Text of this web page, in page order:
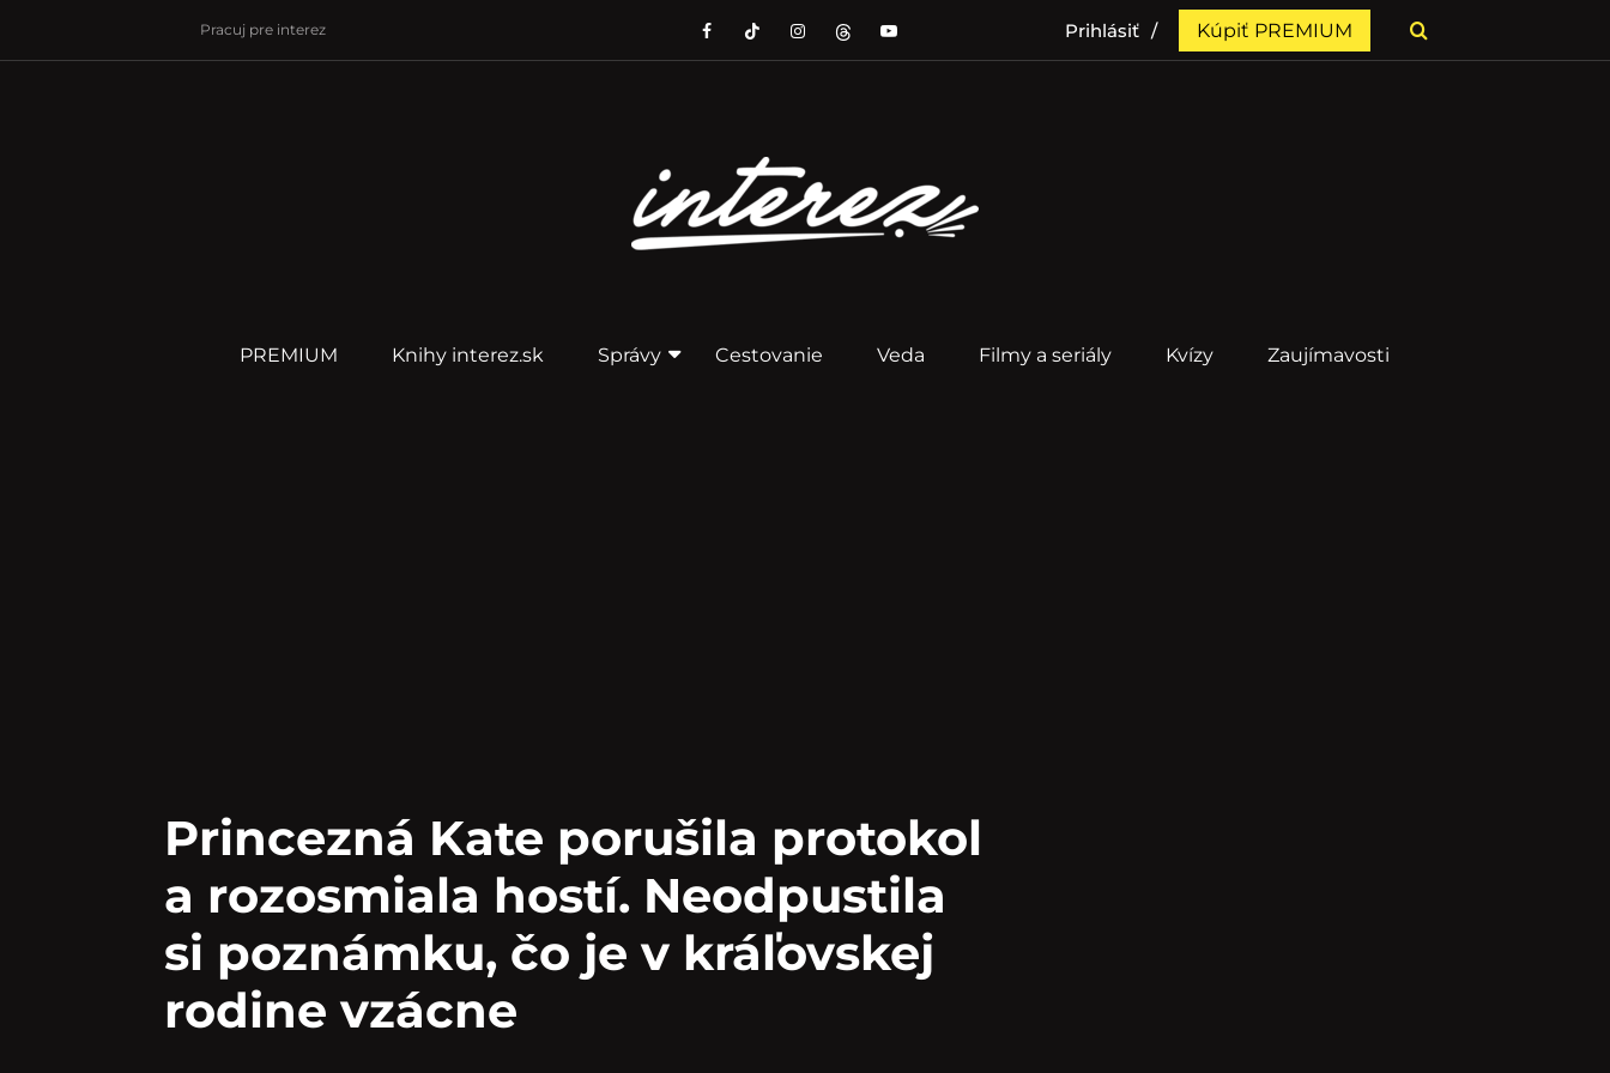
Pracuj pre interez Prihlásiť Kúpiť PREMIUM
PREMIUM Knihy interez.sk Správy Cestovanie Veda Filmy a seriály Kvízy Zaujímavosti
Princezná Kate porušila protokol
a rozosmiala hostí. Neodpustila
si poznámku, čo je v kráľovskej
rodine vzácne